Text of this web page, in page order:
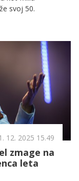
svoj 50.
12. 2025 15.49
zmage na
leta